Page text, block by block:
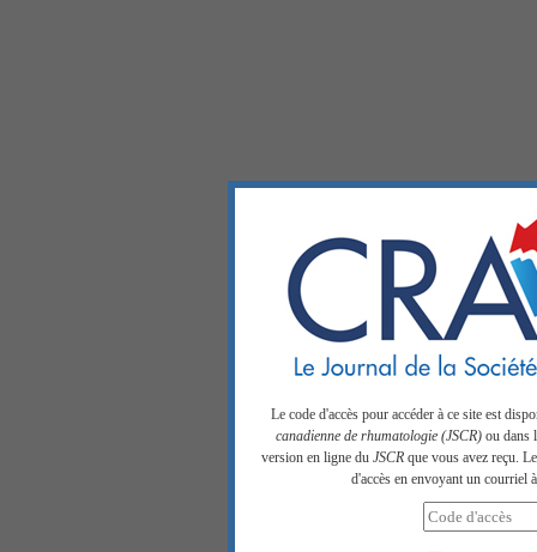
Le code d'accès pour accéder à ce site est
canadienne de rhumatologie (JSCR)ou dans
version en ligne du JSCRque vous avez reçu.
d'accès en envoyant un courriel